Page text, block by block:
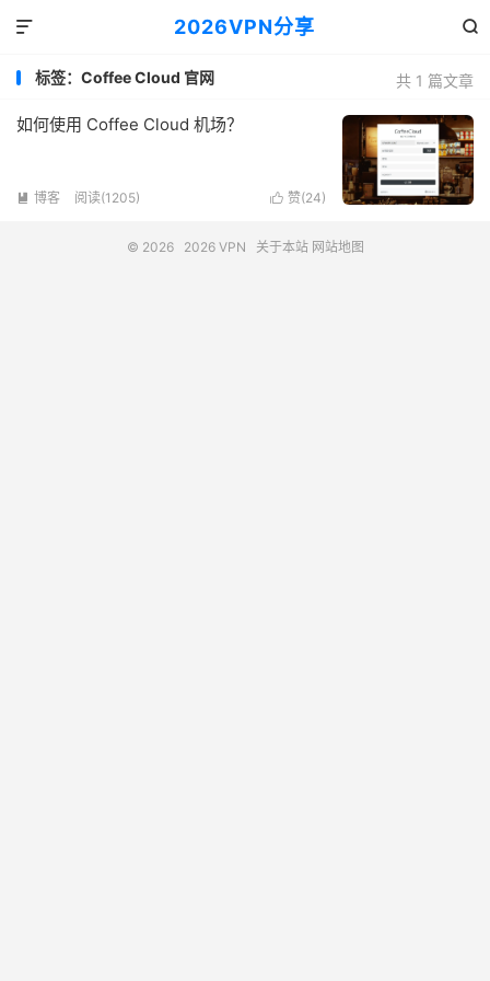
2026VPN分享 

共 1 篇文章
标签：Coffee Cloud 官网
如何使用 Coffee Cloud 机场？
 赞(24)
 博客 阅读(1205)
© 2026 2026 VPN 关于本站 网站地图